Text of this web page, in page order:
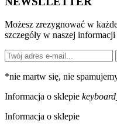
Możesz zrezygnować w
szczegóły w naszej
*nie martw się, nie
Informacja o sklepie
Informacja o sklepie